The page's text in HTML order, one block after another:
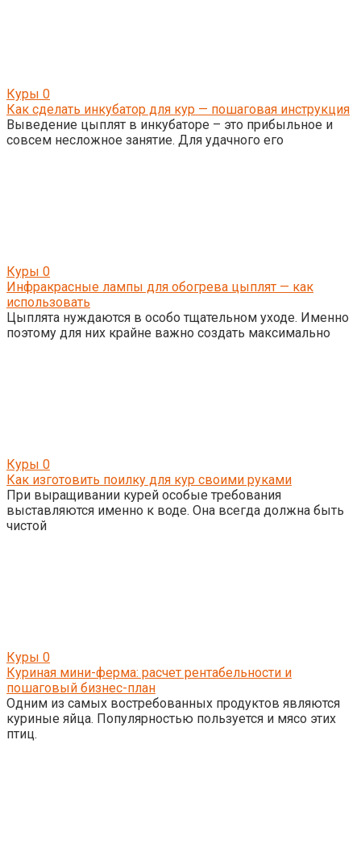
Куры 0
Как сделать инкубатор для кур — пошаговая инструкция
Выведение цыплят в инкубаторе – это прибыльное и
совсем несложное занятие. Для удачного его
Куры 0
Инфракрасные лампы для обогрева цыплят — как
использовать
Цыплята нуждаются в особо тщательном уходе. Именно
поэтому для них крайне важно создать максимально
Куры 0
Как изготовить поилку для кур своими руками
При выращивании курей особые требования
выставляются именно к воде. Она всегда должна быть
чистой
Куры 0
Куриная мини-ферма: расчет рентабельности и
пошаговый бизнес-план
Одним из самых востребованных продуктов являются
куриные яйца. Популярностью пользуется и мясо этих
птиц.